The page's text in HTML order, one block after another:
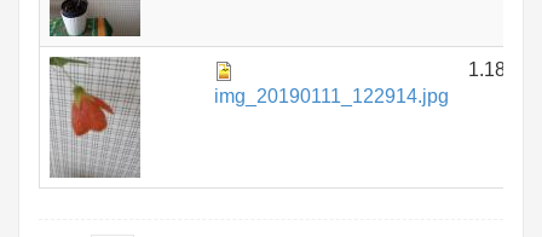
img_20190111_122914.jpg
1.18 МБ